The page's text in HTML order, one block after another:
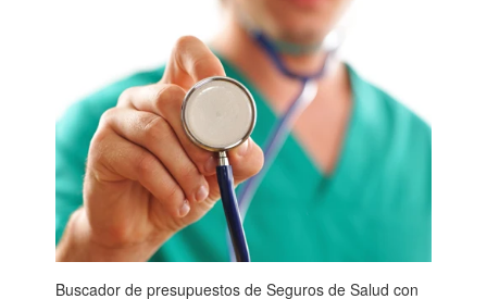
Buscador de presupuestos de Seguros de Salud con